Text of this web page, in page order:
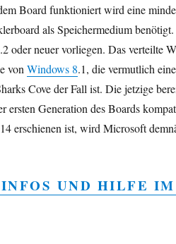
Board funktioniert wird eine
als Speichermedium
oder neuer vorliegen. Das verteilte
vonWindows 8.1, die vermutlich
Cove der Fall ist. Die jetzige
ersten Generation des Boards
erschienen ist, wird Microsoft
UND HILFE IM